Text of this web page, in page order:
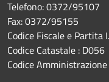
Telefono: 0372/95107
Fax: 0372/95155
Codice Fiscale e Partita
Codice Catastale : D056
Codice